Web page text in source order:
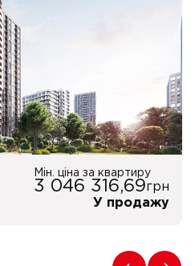
Мін. ціна за квартиру
3 046 316,69грн
У продажу